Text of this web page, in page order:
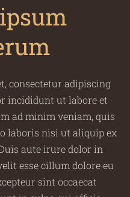
consectetur adipiscing
incididunt ut labore et
ad minim veniam, quis
laboris nisi ut aliquip ex
aute irure dolor in
esse cillum dolore eu
sint occaecat